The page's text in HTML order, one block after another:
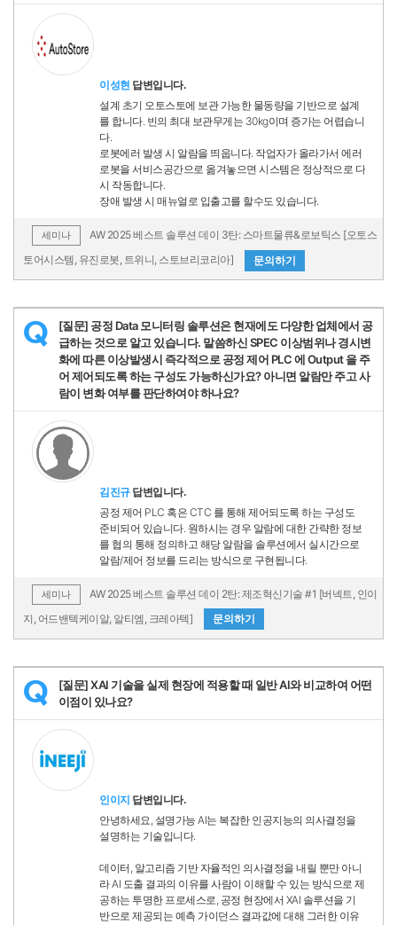
이성현 답변입니다.
설계 초기 오토스토에 보관 가능한 물동량을 기반으로 설계
를 합니다. 빈의 최대 보관무게는 30kg이며 증가는 어렵습니
다.
로봇에러 발생 시 알람을 띄웁니다. 작업자가 올라가서 에러
로봇을 서비스공간으로 옮겨놓으면 시스템은 정상적으로 다
시 작동합니다.
장애 발생 시 매뉴얼로 입출고를 할수도 있습니다.
세미나
AW 2025 베스트 솔루션 데이 3탄: 스마트물류&로보틱스 [오토스
토어시스템, 유진로봇, 트위니, 스토브리코리아]
문의하기
Q
[질문] 공정 Data 모니터링 솔루션은 현재에도 다양한 업체에서 공
급하는 것으로 알고 있습니다. 말씀하신 SPEC 이상범위나 경시변
화에 따른 이상발생시 즉각적으로 공정 제어 PLC 에 Output 을 주
어 제어되도록 하는 구성도 가능하신가요? 아니면 알람만 주고 사
람이 변화 여부를 판단하여야 하나요?
김진규답변입니다.
공정 제어 PLC 혹은 CTC 를 통해 제어되도록 하는 구성도
준비되어 있습니다. 원하시는 경우 알람에 대한 간략한 정보
를 협의 통해 정의하고 해당 알람을 솔루션에서 실시간으로
알람/제어 정보를 드리는 방식으로 구현됩니다.
세미나
AW 2025 베스트 솔루션 데이 2탄: 제조혁신기술 #1 [버넥트, 인이
지, 어드밴텍케이알, 알티엠, 크레아텍]
문의하기
Q
[질문] XAI 기술을 실제 현장에 적용할 때 일반 AI와 비교하여 어떤
이점이 있나요?
인이지 답변입니다.
안녕하세요, 설명가능 AI는 복잡한 인공지능의 의사결정을
설명하는 기술입니다.
데이터, 알고리즘 기반 자율적인 의사결정을 내릴 뿐만 아니
라 AI 도출 결과의 이유를 사람이 이해할 수 있는 방식으로 제
공하는 투명한 프로세스로, 공정 현장에서 XAI 솔루션을 기
반으로 제공되는 예측 가이던스 결과값에 대해 그러한 이유